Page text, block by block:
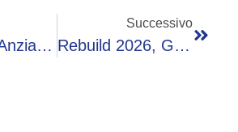
Truffe Agli Anziani, 116 Colpi In Un Anno In Tutta Italia: 10 Arresti
Successivo
Rebuild 2026, Gardelli (Provincia Trento): “Urbanistica Torni A Occuparsi Dell’abitare”